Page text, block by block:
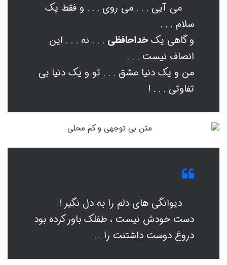
می آیی . . . می روی . . . و فقط یک
سلام . . .
و گاهی یکخداحافظی . . . نه . . . این
انصاف نیست . . .
من و یک دنیا عشق . . . تو و یک دنیا بی
تفاوتی . . . !
دیوانگی های دلم را به دل نگیر !
دست خودش نیست ، طفلک باور کرده بود
دروغ دوست داشتنت را …